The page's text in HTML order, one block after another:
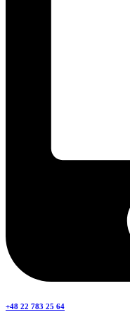
+48 22 783 25 64